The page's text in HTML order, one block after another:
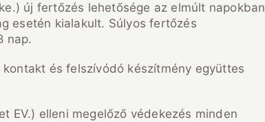
új fertőzés lehetősége az elmúlt napokban
esetén kialakult. Súlyos fertőzés
nap.
és felszívódó készítmény együttes
EV.) elleni megelőző védekezés minden